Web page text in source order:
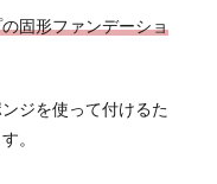
固形ファンデーショ
ジを使って付けるた
。